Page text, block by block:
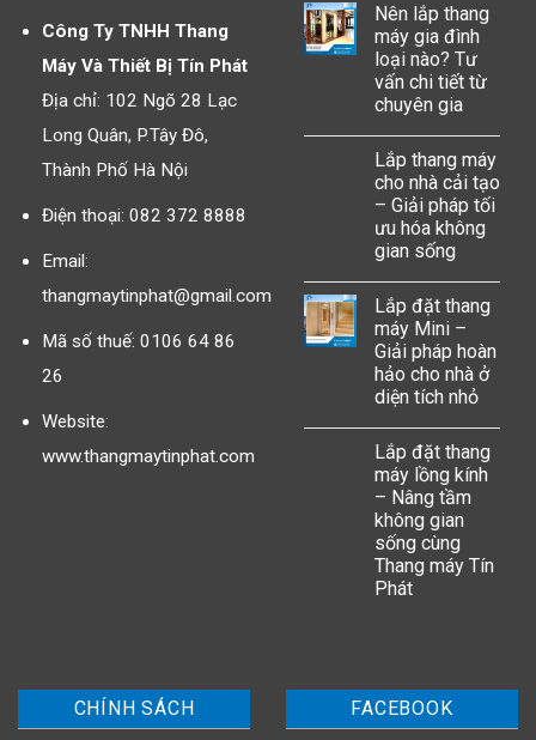
Công Ty TNHH Thang
Máy Và Thiết Bị Tín Phát
Địa chỉ: 102 Ngõ 28 Lạc
Long Quân, P.Tây Đô,
Thành Phố Hà Nội
Điện thoại: 082 372 8888
Email:
thangmaytinphat@gmail.com
Mã số thuế: 0106 64 86
26
Website:
www.thangmaytinphat.com
Nên lắp thang
máy gia đình
loại nào? Tư
vấn chi tiết từ
chuyên gia
Lắp thang máy
cho nhà cải tạo
– Giải pháp tối
ưu hóa không
gian sống
Lắp đặt thang
máy Mini –
Giải pháp hoàn
hảo cho nhà ở
diện tích nhỏ
Lắp đặt thang
máy lồng kính
– Nâng tầm
không gian
sống cùng
Thang máy Tín
Phát
CHÍNH SÁCH FACEBOOK